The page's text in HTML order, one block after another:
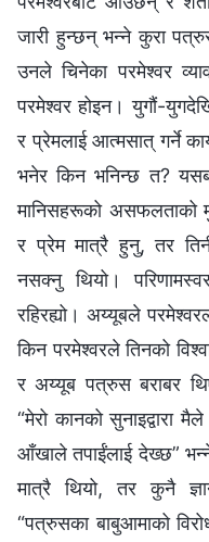
जारी हुन्छन्‌ भन्‍ने कुरा
उनले चिनेका परमेश्‍वर
परमेश्‍वर होइन। युगौं-
र प्रेमलाई आत्मसात् गर्ने
भनेर किन भनिन्छ त?
मानिसहरूको असफलताको
र प्रेम मात्रै हुनु, तर
नसक्नु थियो।
रहिरह्यो। अय्यूबले
किन परमेश्‍वरले तिनको
र अय्यूब पत्रुस बराबर
“मेरो कानको सुनाइद्वारा
आँखाले तपाईंलाई देख्छ”
मात्रै थियो, तर कुनै
“पत्रुसका बाबुआमाको